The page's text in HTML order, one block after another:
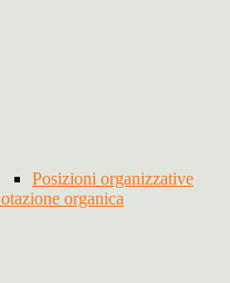
Posizioni organizzative
organica